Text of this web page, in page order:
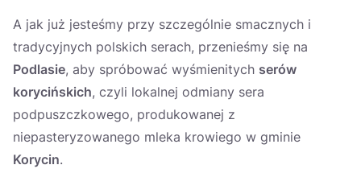
A jak już jesteśmy przy szczególnie smacznych i
tradycyjnych polskich serach, przenieśmy się na
Podlasie, aby spróbować wyśmienitych serów
korycińskich, czyli lokalnej odmiany sera
podpuszczkowego, produkowanej z
niepasteryzowanego mleka krowiego w gminie
Korycin.